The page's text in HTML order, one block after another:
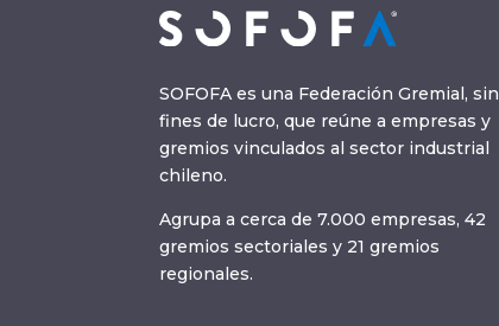
SOFOFA es una Federación Gremial, sin
fines de lucro, que reúne a empresas y
gremios vinculados al sector industrial
chileno.
Agrupa a cerca de 7.000 empresas, 42
gremios sectoriales y 21 gremios
regionales.